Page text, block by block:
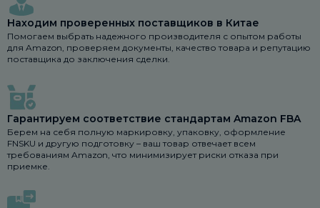
Находим проверенных поставщиков в Китае
Помогаем выбрать надежного производителя с опытом работы
для Amazon, проверяем документы, качество товара и репутацию
поставщика до заключения сделки.
Гарантируем соответствие стандартам Amazon FBA
Берем на себя полную маркировку, упаковку, оформление
FNSKU и другую подготовку – ваш товар отвечает всем
требованиям Amazon, что минимизирует риски отказа при
приемке.